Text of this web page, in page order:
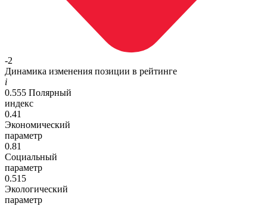
-2
Динамика изменения позиции в рейтинге
i
0.555 Полярный
индекс
0.41
Экономический
параметр
0.81
Социальный
параметр
0.515
Экологический
параметр